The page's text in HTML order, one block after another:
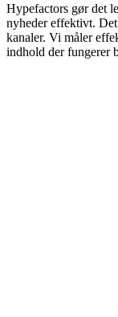
Hypefactors gør det
nyheder effektivt.
kanaler. Vi måler
indhold der fungerer